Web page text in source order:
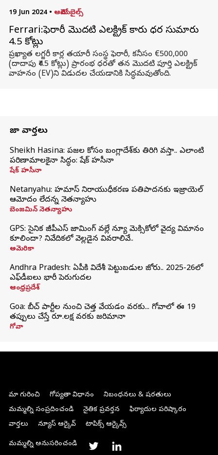
19 Jun 2024 • ఆటోమొబైల్స్
Ferrari:ఫెరారీ మొదటి ఎలక్ట్రిక్ కారు ధర సుమారు
₹4.5 కోట్లు
ప్రఖ్యాత లగ్జరీ కార్ల తయారీ సంస్థ ఫెరారీ, కనీసం €500,000
(దాదాపు ₹4.5 కోట్లు) ప్రారంభ ధరతో తన మొదటి పూర్తి ఎలక్ట్రిక్
వాహనం (EV)ని విడుదల చేయడానికి సిద్ధమవుతోంది.
తాజా వార్తలు
Sheikh Hasina: ప్రజల కోసం బంగ్లాదేశ్‌కు తిరిగి వస్తా.. ఎలాంటి
పరిణామాలకైనా సిద్ధం: షేక్ హసీనా
షేక్ హసీనా
Netanyahu: హమాస్ నిరాయుధీకరణ ప్రతిపాదనకు ఇజ్రాయెల్
ఆమోదం లేదన్న నెతన్యాహు
బెంజమిన్ నెతన్యాహు
GPS: సైనిక జీపీఎస్ జామింగ్ వల్లే న్యూ మెక్సికోలో వైద్య విమానం
కూలిందా? నివేదికలో వెల్లడైన వివరాలివే..
అమెరికా
Andhra Pradesh: ఏపీకి విదేశీ పెట్టుబడుల జోరు.. 2025-26లో
ఎఫ్‌డీఐలు భారీ పెరుగుదల
ఆంధ్రప్రదేశ్
Goa: బీచ్ పార్టీల నుంచి చెత్త వేయడం వరకు... గోవాలో ఈ 19
తప్పులు చేస్తే రూ.లక్ష వరకు జరిమానా
గోవా
మా గురించి గోప్యతా విధానం
నిబంధనలు & షరతులు
మమ్మల్ని సంప్రదించండి
నైతిక ప్రవర్తన
ఫిర్యాదుల పరిష్కారం
వార్తలు
న్యూస్ ఆర్కైవ్ టాపిక్స్ ఆర్కైవ్స్
మమ్మల్ని అనుసరించండి